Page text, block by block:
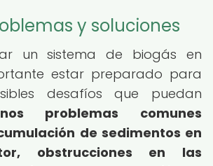
y soluciones
un sistema de biogás en
estar preparado para
desafíos que puedan
problemas comunes
de sedimentos en
obstrucciones en las